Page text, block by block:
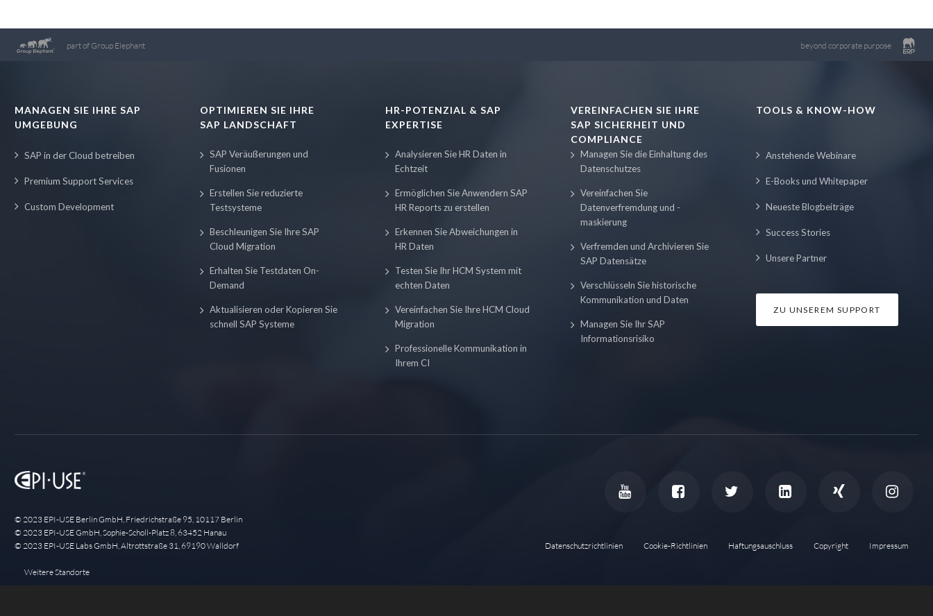
part of Group Elephant beyond corporate purpose
MANAGEN SIE IHRE SAP
UMGEBUNG
SAP in der Cloud betreiben
Premium Support Services
Custom Development
OPTIMIEREN SIE IHRE
SAP LANDSCHAFT
SAP Veräußerungen und
Fusionen
Erstellen Sie reduzierte
Testsysteme
Beschleunigen Sie Ihre SAP
Cloud Migration
Erhalten Sie Testdaten On-
Demand
Aktualisieren oder Kopieren Sie
schnell SAP Systeme
HR-POTENZIAL & SAP
EXPERTISE
Analysieren Sie HR Daten in
Echtzeit
Ermöglichen Sie Anwendern SAP
HR Reports zu erstellen
Erkennen Sie Abweichungen in
HR Daten
Testen Sie Ihr HCM System mit
echten Daten
Vereinfachen Sie Ihre HCM Cloud
Migration
Professionelle Kommunikation in
Ihrem CI
VEREINFACHEN SIE IHRE
SAP SICHERHEIT UND
COMPLIANCE
Managen Sie die Einhaltung des
Datenschutzes
Vereinfachen Sie
Datenverfremdung und -
maskierung
Verfremden und Archivieren Sie
SAP Datensätze
Verschlüsseln Sie historische
Kommunikation und Daten
Managen Sie Ihr SAP
Informationsrisiko
TOOLS & KNOW-HOW
Anstehende Webinare
E-Books und Whitepaper
Neueste Blogbeiträge
Success Stories
Unsere Partner
ZU UNSEREM SUPPORT
© 2023 EPI-USE Berlin GmbH, Friedrichstraße 95, 10117 Berlin
© 2023 EPI-USE GmbH, Sophie-Scholl-Platz 8, 63452 Hanau
© 2023 EPI-USE Labs GmbH, Altrottstraße 31, 69190 Walldorf
Weitere Standorte
Datenschutzrichtlinien Cookie-Richtlinien Haftungsauschluss Copyright Impressum